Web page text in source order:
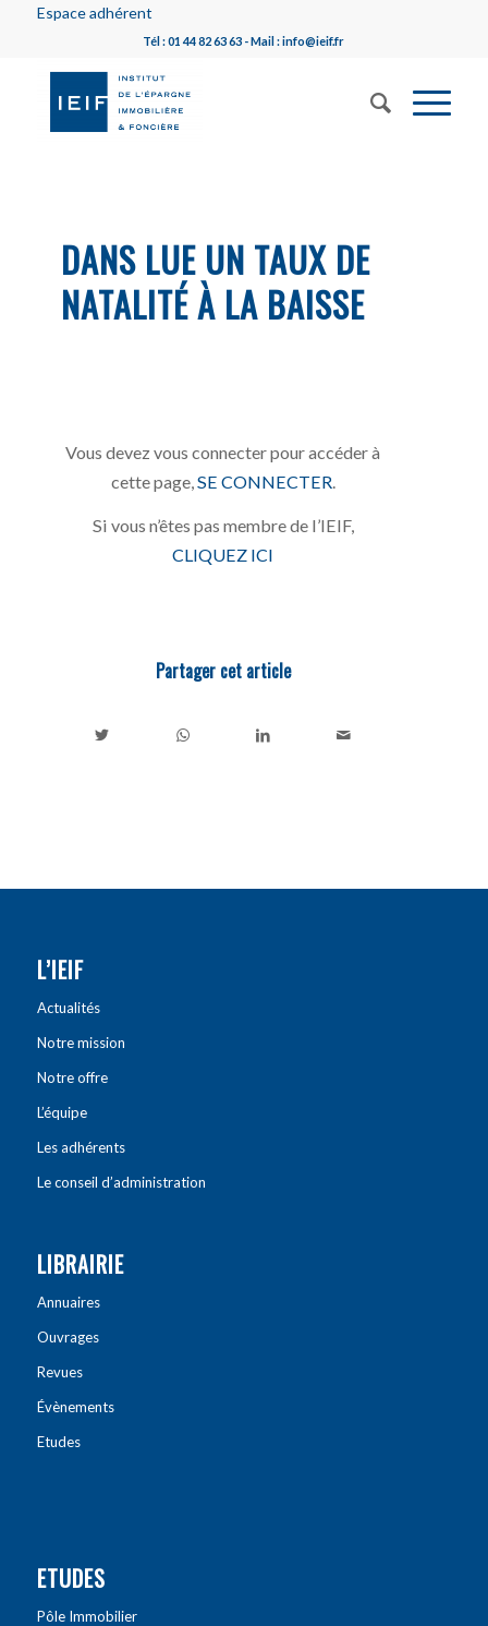
Espace adhérent
Tél : 01 44 82 63 63 - Mail : info@ieif.fr
DANS LUE UN TAUX DE
NATALITÉ À LA BAISSE
Vous devez vous connecter pour accéder à
cette page, SE CONNECTER
Si vous n’êtes pas membre de l’IEIF,
CLIQUEZ ICI
Partager cet article
L’IEIF
Actualités
Notre mission
Notre offre
L’équipe
Les adhérents
Le conseil d’administration
LIBRAIRIE
Annuaires
Ouvrages
Revues
Évènements
Etudes
ETUDES
Pôle Immobilier